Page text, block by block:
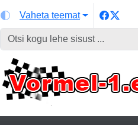
Vaheta teemat